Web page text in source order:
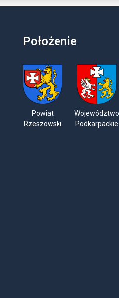
Położenie
Powiat
Rzeszowski
Województwo
Podkarpackie